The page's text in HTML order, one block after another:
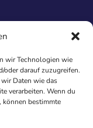
wir Technologien wie
oder darauf zuzugreifen.
Daten wie das
verarbeiten. Wenn du
bestimmte